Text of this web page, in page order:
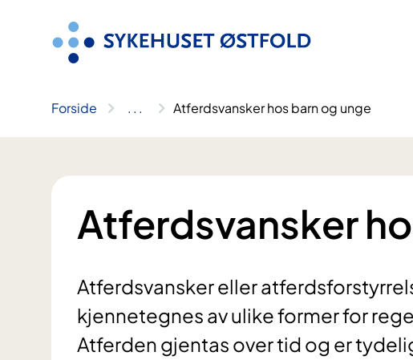
Forside .. . Atferdsvansker hos barn og unge
Atferdsvansker
Atferdsvansker eller
kjennetegnes av ulike former for
Atferden gjentas over tid og er